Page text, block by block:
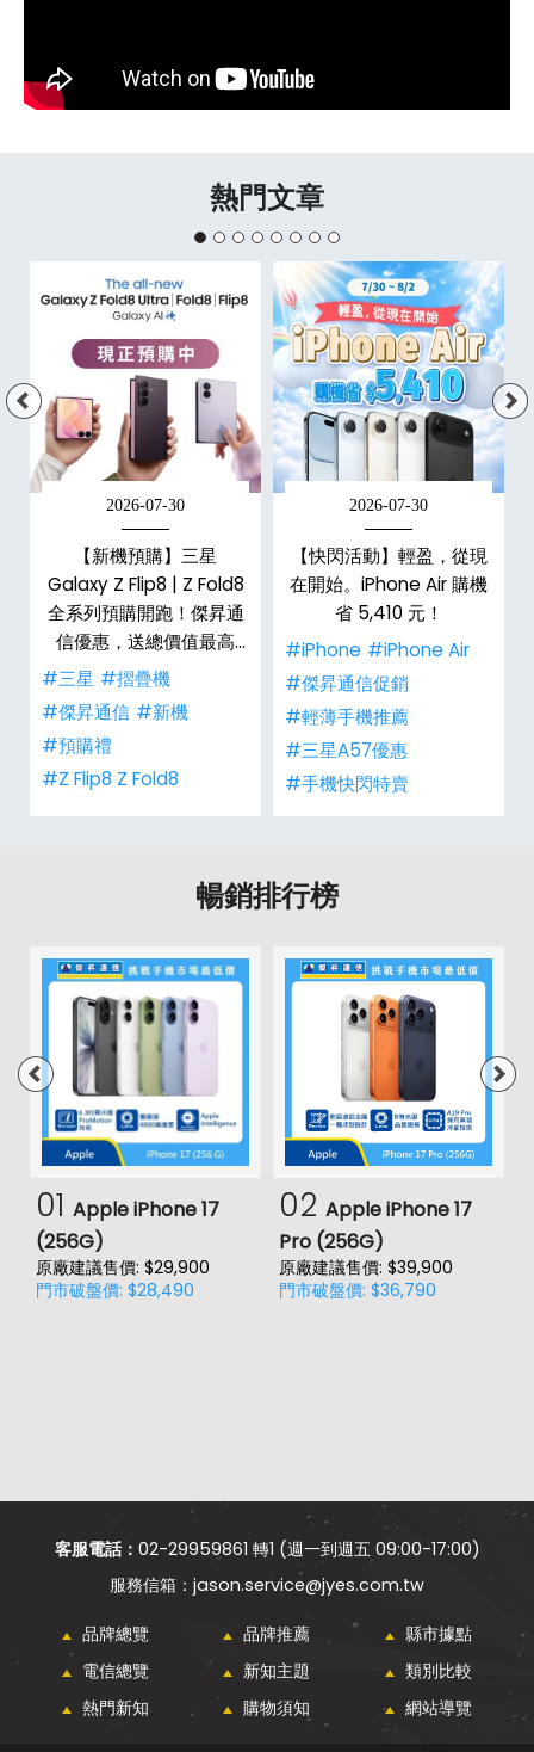
熱門文章
2026-07-30
【新機預購】三星
Galaxy Z Flip8 | Z Fold8
全系列預購開跑！傑昇通
信優惠，送總價值最高
$2,180 好禮
#三星 #摺疊機
#傑昇通信 #新機
#預購禮
#Z Flip8 Z Fold8
2026-07-30
【快閃活動】輕盈，從現
在開始。iPhone Air 購機
省 5,410 元！
#iPhone #iPhone Air
#傑昇通信促銷
#輕薄手機推薦
#三星A57優惠
#手機快閃特賣
暢銷排行榜
01 Apple iPhone 17
(256G)
原廠建議售價: $29,900
門市破盤價: $28,490
02 Apple iPhone 17
Pro (256G)
原廠建議售價: $39,900
門市破盤價: $36,790
客服電話： 02-29959861 轉1 (週一到週五 09:00-17:00)
jason.service@jyes.com.tw
品牌總覽 品牌推薦
縣市據點
電信總覽
新知主題
類別比較
熱門新知
購物須知 網站導覽